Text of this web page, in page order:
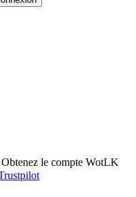
le compte WotLK